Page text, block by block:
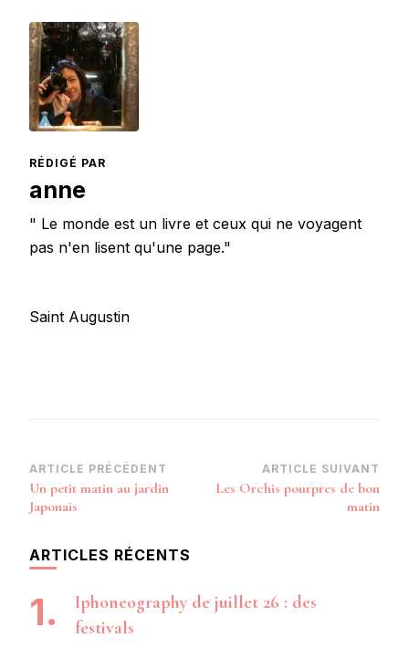
RÉDIGÉ PAR
anne
" Le monde est un livre et ceux qui ne voyagent
pas n'en lisent qu'une page."
Saint Augustin
Navigation
d’article
ARTICLE PRÉCÉDENT
Un petit matin au jardin
Japonais
ARTICLE SUIVANT
Les Orchis pourpres de bon
matin
ARTICLES RÉCENTS
Iphoneography de juillet 26 : des
festivals